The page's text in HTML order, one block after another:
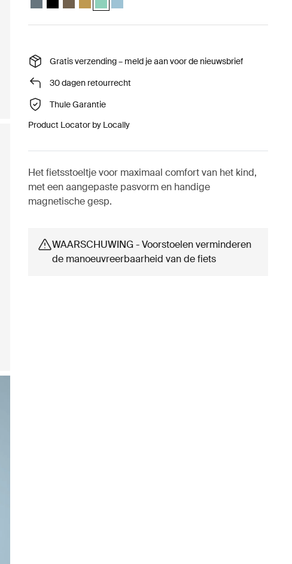
Gratis verzending – meld je aan voor de nieuwsbrief
30 dagen retourrecht
Thule Garantie
Product Locator by Locally
Het fietsstoeltje voor maximaal comfort van het kind,
met een aangepaste pasvorm en handige
magnetische gesp.
WAARSCHUWING - Voorstoelen verminderen
de manoeuvreerbaarheid van de fiets